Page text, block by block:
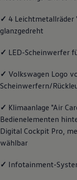
Live
Pannen-
✓ 4 Leichtmetallräder
glanzgedreht
✓ LED-Scheinwerfer
✓ Volkswagen Logo
Scheinwerfern/
✓ Klimaanlage "Air
Bedienelementen
Digital Cockpit Pro,
wählbar
✓ Infotainment-